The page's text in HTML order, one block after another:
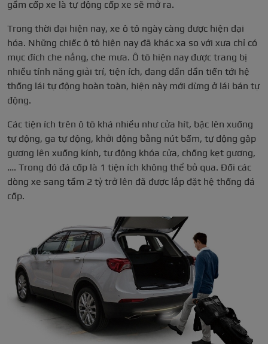
gầm cốp xe là tự động cốp xe sẽ mở ra.
Trong thời đại hiện nay, xe ô tô ngày càng được hiện đại
hóa. Những chiếc ô tô hiện nay đã khác xa so với xưa chỉ có
mục đích che nắng, che mưa. Ô tô hiện nay được trang bị
nhiều tính năng giải trí, tiện ích, đang dần dần tiến tới hệ
thống lái tự động hoàn toàn, hiện này mới dừng ở lái bán tự
động.
Các tiện ích trên ô tô khá nhiều như cửa hít, bậc lên xuống
tự động, ga tự động, khởi động bằng nút bấm, tự động gập
gương lên xuống kính, tự động khóa cửa, chống kẹt gương,
…. Trong đó đá cốp là 1 tiện ích không thể bỏ qua. Đối các
dòng xe sang tầm 2 tỷ trở lên đã được lắp đặt hệ thống đá
cốp.